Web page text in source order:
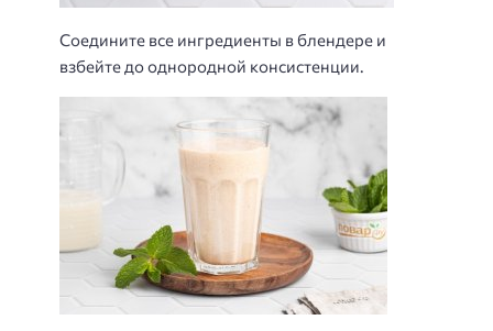
Соедините все ингредиенты в блендере и
взбейте до однородной консистенции.